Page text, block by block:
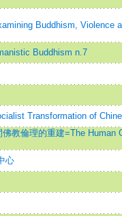
Buddhism, Violence
Buddhism n.7
Transformation of
教倫理的重建=The Human
心